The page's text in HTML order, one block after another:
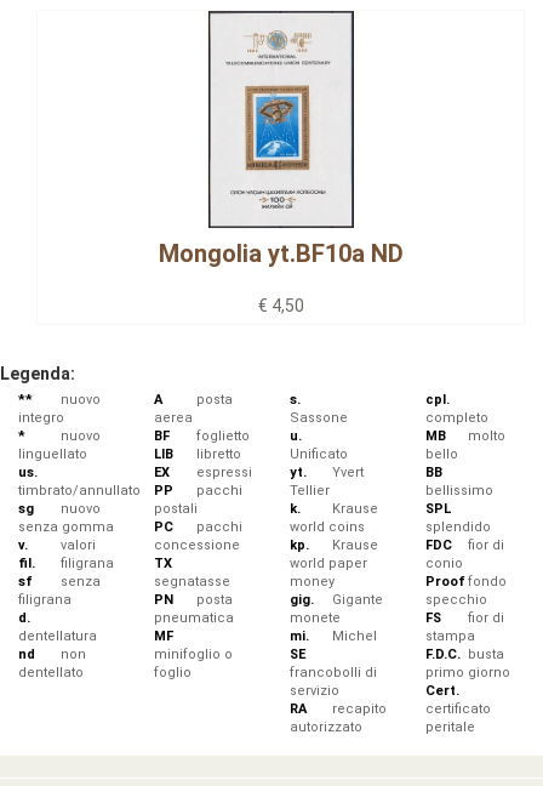
Mongolia yt.BF10a ND
€ 4,50
Legenda:
**
nuovo
integro
*
nuovo
linguellato
us.
timbrato/annullato
sg
nuovo
senza gomma
v.
valori
fil.
filigrana
sf
senza
filigrana
d.
dentellatura
nd
non
dentellato
A
posta
aerea
BF
foglietto
LIB
libretto
EX
espressi
PP
pacchi
postali
PC
pacchi
concessione
TX
segnatasse
PN
posta
pneumatica
MF
minifoglio o
foglio
s.
Sassone
u.
Unificato
yt.
Yvert
Tellier
k.
Krause
world coins
kp.
Krause
world paper
money
gig.
Gigante
monete
mi.
Michel
SE
francobolli di
servizio
RA
recapito
autorizzato
cpl.
completo
MB
molto
bello
BB
bellissimo
SPL
splendido
FDC
fior di
conio
Prooffondo
specchio
FS
fior di
stampa
F.D.C.
busta
primo giorno
Cert.
certificato
peritale